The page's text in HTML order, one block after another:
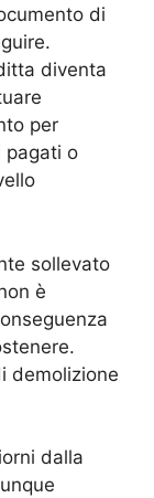
di
diventa
per
pagati o
sollevato
è
demolizione
dalla